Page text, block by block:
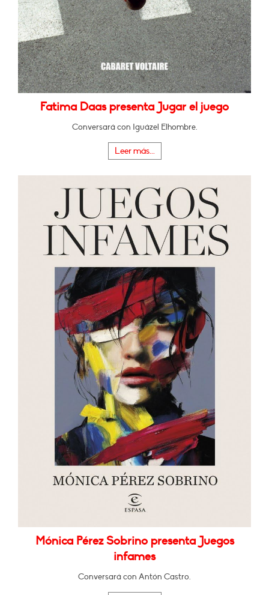
Fatima Daas presenta Jugar el juego
Conversará con Iguázel Elhombre.
Leer más...
Mónica Pérez Sobrino presenta Juegos
infames
Conversará con Antón Castro.